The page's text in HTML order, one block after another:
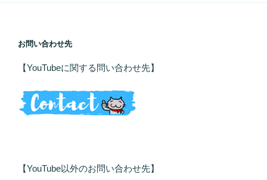
お問い合わせ先
【YouTubeに関する問い合わせ先】
【YouTube以外のお問い合わせ先】